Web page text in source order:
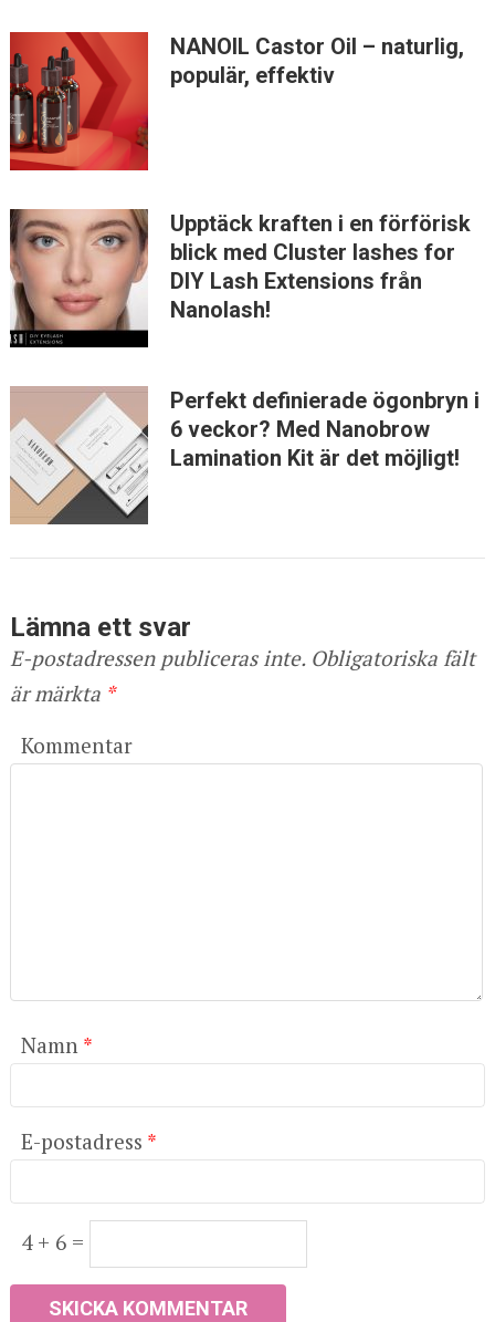
NANOIL Castor Oil – naturlig,
populär, effektiv
Upptäck kraften i en förförisk
blick med Cluster lashes for
DIY Lash Extensions från
Nanolash!
Perfekt definierade ögonbryn i
6 veckor? Med Nanobrow
Lamination Kit är det möjligt!
Lämna ett svar
E-postadressen publiceras inte.Obligatoriska fält
är märkta *
Kommentar
Namn *
E-postadress *
4 + 6 =